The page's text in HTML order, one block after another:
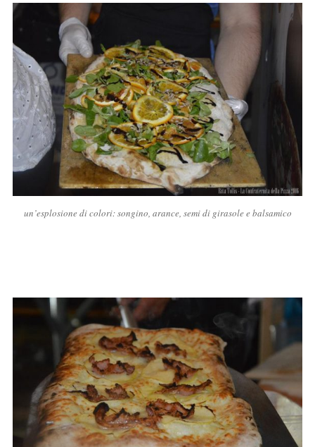
un’esplosione di colori: songino, arance, semi di girasole e balsamico